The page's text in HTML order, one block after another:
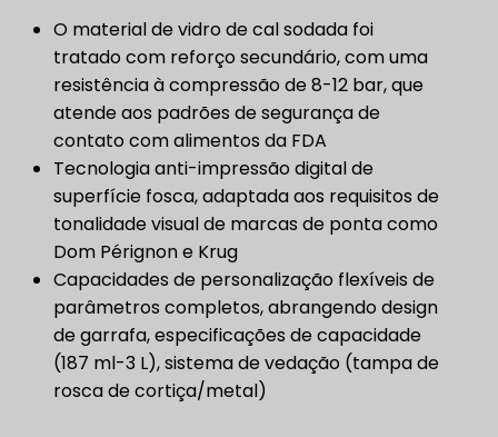
O material de vidro de cal sodada foi
tratado com reforço secundário, com uma
resistência à compressão de 8-12 bar, que
atende aos padrões de segurança de
contato com alimentos da FDA
Tecnologia anti-impressão digital de
superfície fosca, adaptada aos requisitos de
tonalidade visual de marcas de ponta como
Dom Pérignon e Krug
Capacidades de personalização flexíveis de
parâmetros completos, abrangendo design
de garrafa, especificações de capacidade
(187 ml-3 L), sistema de vedação (tampa de
rosca de cortiça/metal)